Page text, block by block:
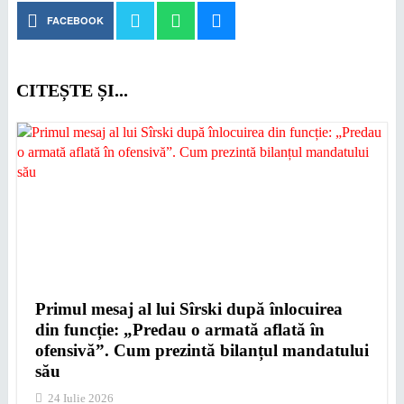
FACEBOOK
CITEȘTE ȘI...
Primul mesaj al lui Sîrski după înlocuirea
din funcție: „Predau o armată aflată în
ofensivă”. Cum prezintă bilanțul mandatului
său
24 Iulie 2026